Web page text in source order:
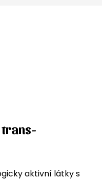
aktivní látky s